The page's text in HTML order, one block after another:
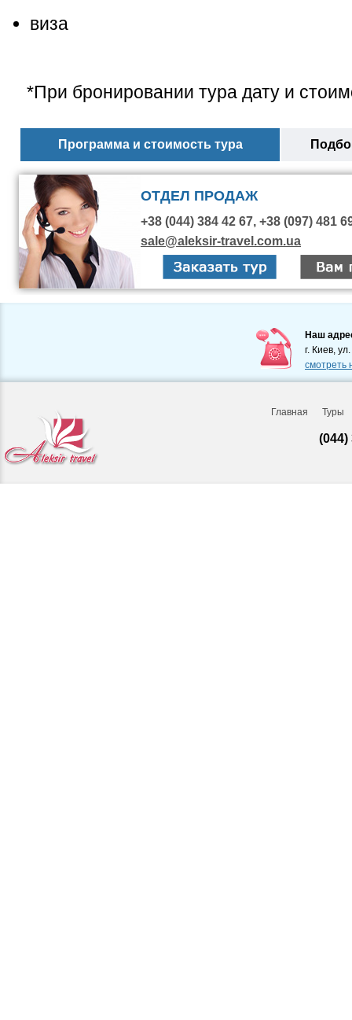
виза
*При бронировании тура дату и
Программа и стоимость тура
ОТДЕЛ ПРОДАЖ
+38 (044) 384 42 67, +38 (097) 481
sale@aleksir-travel.com.ua
Наш
г. Киев,
смотреть
Главная Туры
(044)